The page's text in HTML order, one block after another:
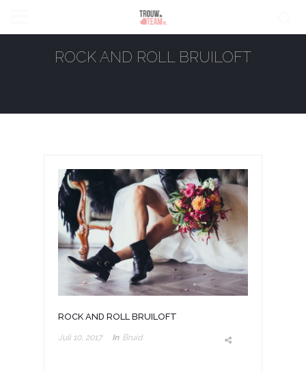
ROCK AND ROLL BRUILOFT
ROCK AND ROLL BRUILOFT
Juli 10, 2017 In Bruid